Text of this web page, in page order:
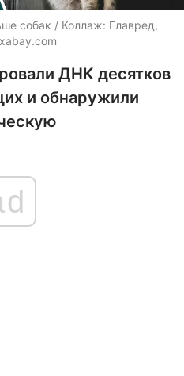
собак / Коллаж: Главред,
ДНК десятков
и обнаружили